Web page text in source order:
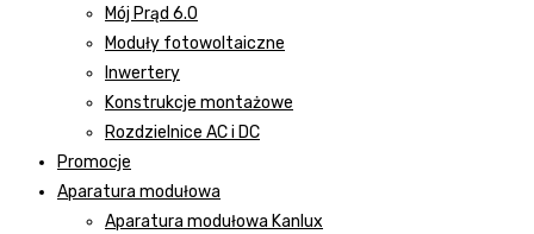
Mój Prąd 6.0
Moduły fotowoltaiczne
Inwertery
Konstrukcje montażowe
Rozdzielnice AC i DC
Promocje
Aparatura modułowa
Aparatura modułowa Kanlux